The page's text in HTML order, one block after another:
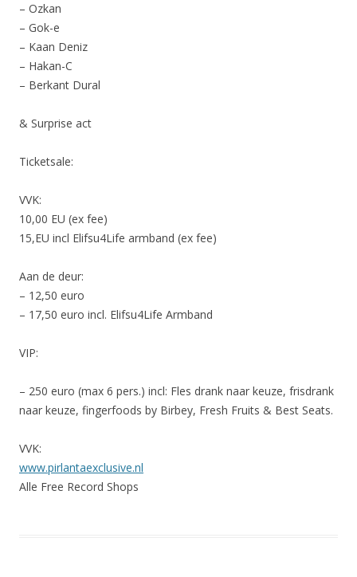
– Ozkan
– Gok-e
– Kaan Deniz
– Hakan-C
– Berkant Dural
& Surprise act
Ticketsale:
VVK:
10,00 EU (ex fee)
15,EU incl Elifsu4Life armband (ex fee)
Aan de deur:
– 12,50 euro
– 17,50 euro incl. Elifsu4Life Armband
VIP:
– 250 euro (max 6 pers.) incl: Fles drank naar keuze, frisdrank
naar keuze, fingerfoods by Birbey, Fresh Fruits & Best Seats.
VVK:
www.pirlantaexclusive.nl
Alle Free Record Shops